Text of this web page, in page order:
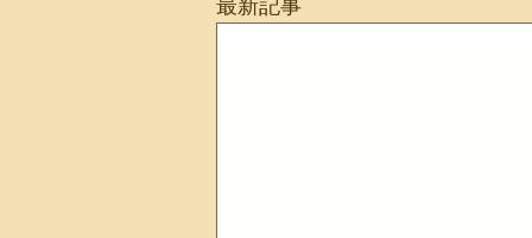
最新記事